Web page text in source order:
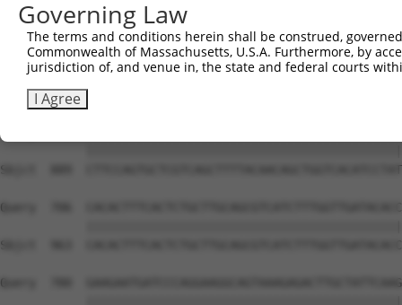
Governing Law
The terms and conditions herein shall be construed,
Commonwealth of Massachusetts, U.S.A. Furthermore, by
jurisdiction of, and venue in, the state and federal courts
I Agree